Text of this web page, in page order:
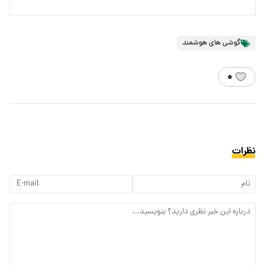
گوشی های هوشمند
۰
نظرات